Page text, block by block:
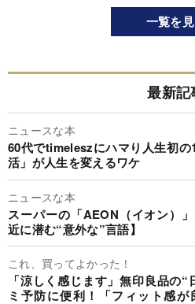
一覧を
最新記
ニュースな本
60代でtimeleszにハマり人生初
活」が人生を変えるワケ
ニュースな本
スーパーの「AEON（イオン）
近に潜む“意外な”言語】
これ、買ってよかった！
「涼しく感じます」無印良品の
ミ予防に便利！「フィット感が